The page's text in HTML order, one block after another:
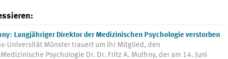
Langjähriger Direktor der Medizinischen Psychologie verstorben
Universität Münster trauert um ihr Mitglied, den
Psychologie Dr. Dr. Fritz A. Muthny, der am 14. Juni